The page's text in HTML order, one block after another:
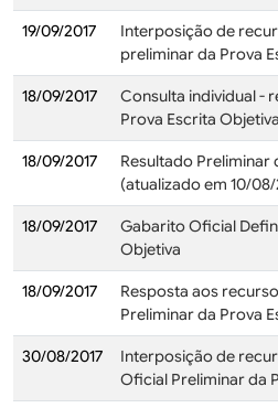
19/09/2017
Interposição de
preliminar da Prova
18/09/2017
Consulta individual -
Prova Escrita Objetiva
18/09/2017
Resultado Preliminar
(atualizado em 10/08/
18/09/2017
Gabarito Oficial
Objetiva
18/09/2017
Resposta aos
Preliminar da Prova
30/08/2017
Interposição de
Oficial Preliminar da